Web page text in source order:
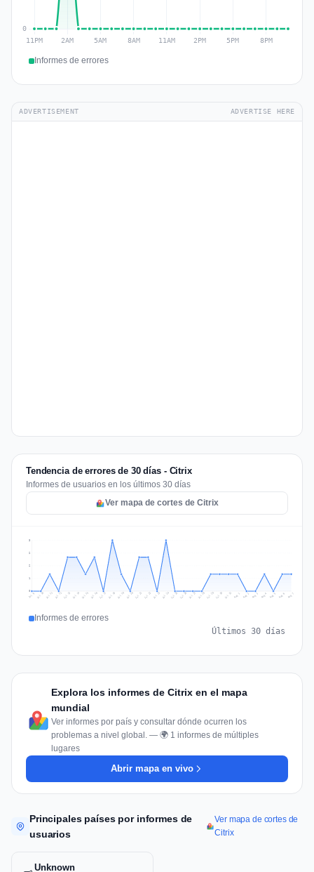
Informes de errores
ADVERTISEMENT ADVERTISE HERE
Tendencia de errores de 30 días - Citrix
Informes de usuarios en los últimos 30 días
Ver mapa de cortes de Citrix
1
2
2
3
Jul 9 Jul 10 Jul 11 Jul 12 Jul 13 Jul 14 Jul 15 Jul 16 Jul 17 Jul 18 Jul 19 Jul 20 Jul 21 Jul 22 Jul 23 Jul 24 Jul 25 Jul 26 Jul 27 Jul 28 Jul 29 Jul 30 Jul 31 Aug 1 Aug 2 Aug 3 Aug 4 Aug 5 Aug 6 Aug 7
Informes de errores
Últimos 30 días
Explora los informes de Citrix en el mapa
mundial
Ver informes por país y consultar dónde ocurren los
problemas a nivel global. — 🌍 1 informes de múltiples
lugares
Abrir mapa en vivo
Principales países por informes de
usuarios
Ver mapa de cortes de
Citrix
Unknown